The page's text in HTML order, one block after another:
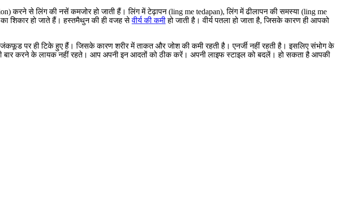
से लिंग की नसें कमजोर हो जाती हैं। लिंग में टेढ़ापन (ling me tedapan), लिंग में ढीलापन की समस्या (ling me
का शिकार हो जाते हैं। हस्तमैथुन की ही वजह सेवीर्य की कमीहो जाती है। वीर्य पतला हो जाता है, जिसके कारण ही आपको
पर ही टिके हुए हैं। जिसके कारण शरीर में ताकत और जोश की कमी रहती है। एनर्जी नहीं रहती है। इसलिए संभोग के
बार करने के लायक नहीं रहते। आप अपनी इन आदतों को ठीक करें। अपनी लाइफ स्टाइल को बदलें। हो सकता है आपकी